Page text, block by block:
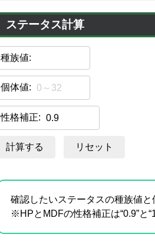
ステータス計算
種族値:
個体値:
性格補正:
計算する リセット
確認したいステータスの種族値
※HPとMDFの性格補正は“0.9”と